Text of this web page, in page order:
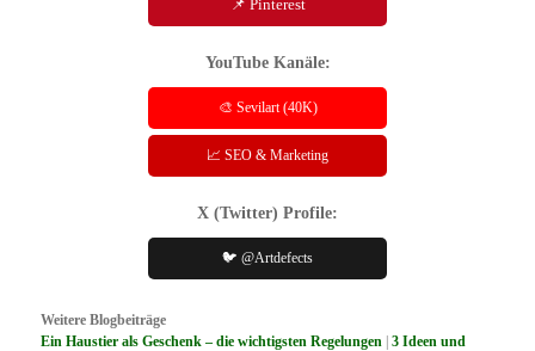
📌 Pinterest
YouTube Kanäle:
🎨 Sevilart (40K)
📈 SEO & Marketing
X (Twitter) Profile:
🐦 @Artdefects
Weitere Blogbeiträge
Ein Haustier als Geschenk – die wichtigsten Regelungen |3 Ideen und